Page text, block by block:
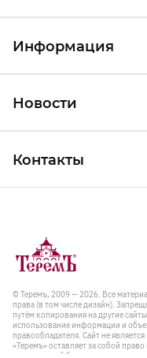
Информация
Новости
Контакты
© Теремъ, 2009 — 2026. Все
права (в том числе дизайн).
путём копирования на другие
использование информации и
правообладателя. Cайт не
«Теремъ» оставляет за собой
предложений без